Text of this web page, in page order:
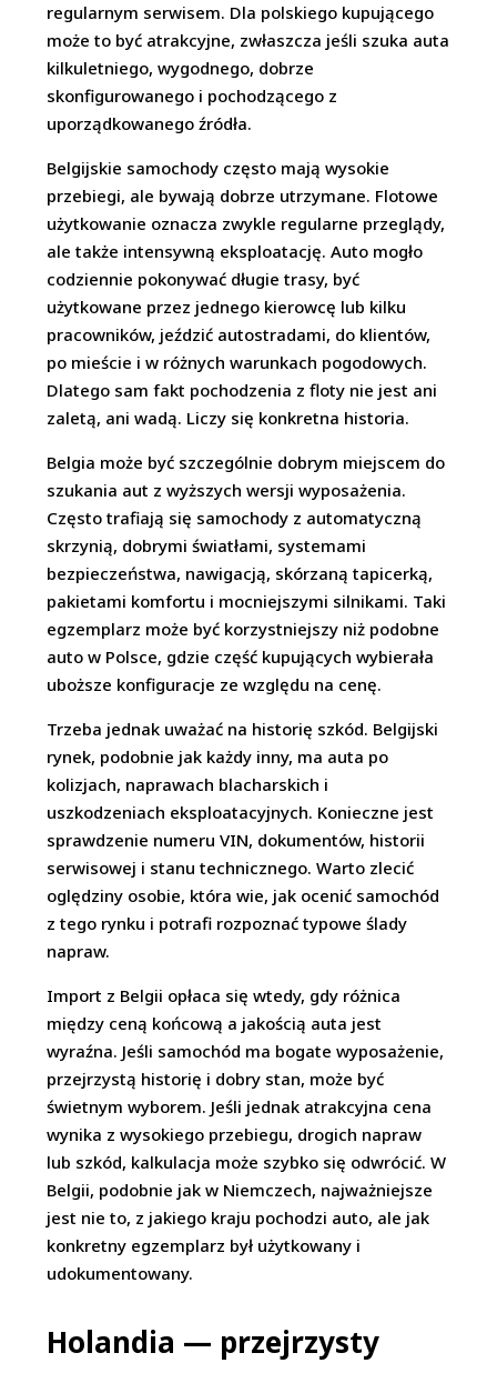
regularnym serwisem. Dla polskiego kupującego
może to być atrakcyjne, zwłaszcza jeśli szuka auta
kilkuletniego, wygodnego, dobrze
skonfigurowanego i pochodzącego z
uporządkowanego źródła.
Belgijskie samochody często mają wysokie
przebiegi, ale bywają dobrze utrzymane. Flotowe
użytkowanie oznacza zwykle regularne przeglądy,
ale także intensywną eksploatację. Auto mogło
codziennie pokonywać długie trasy, być
użytkowane przez jednego kierowcę lub kilku
pracowników, jeździć autostradami, do klientów,
po mieście i w różnych warunkach pogodowych.
Dlatego sam fakt pochodzenia z floty nie jest ani
zaletą, ani wadą. Liczy się konkretna historia.
Belgia może być szczególnie dobrym miejscem do
szukania aut z wyższych wersji wyposażenia.
Często trafiają się samochody z automatyczną
skrzynią, dobrymi światłami, systemami
bezpieczeństwa, nawigacją, skórzaną tapicerką,
pakietami komfortu i mocniejszymi silnikami. Taki
egzemplarz może być korzystniejszy niż podobne
auto w Polsce, gdzie część kupujących wybierała
uboższe konfiguracje ze względu na cenę.
Trzeba jednak uważać na historię szkód. Belgijski
rynek, podobnie jak każdy inny, ma auta po
kolizjach, naprawach blacharskich i
uszkodzeniach eksploatacyjnych. Konieczne jest
sprawdzenie numeru VIN, dokumentów, historii
serwisowej i stanu technicznego. Warto zlecić
oględziny osobie, która wie, jak ocenić samochód
z tego rynku i potrafi rozpoznać typowe ślady
napraw.
Import z Belgii opłaca się wtedy, gdy różnica
między ceną końcową a jakością auta jest
wyraźna. Jeśli samochód ma bogate wyposażenie,
przejrzystą historię i dobry stan, może być
świetnym wyborem. Jeśli jednak atrakcyjna cena
wynika z wysokiego przebiegu, drogich napraw
lub szkód, kalkulacja może szybko się odwrócić. W
Belgii, podobnie jak w Niemczech, najważniejsze
jest nie to, z jakiego kraju pochodzi auto, ale jak
konkretny egzemplarz był użytkowany i
udokumentowany.
Holandia — przejrzysty